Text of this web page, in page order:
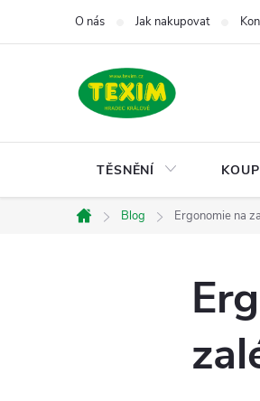
O nás Jak nakupovat
TĚSNĚNÍ
Domů
Blog Ergonomie na